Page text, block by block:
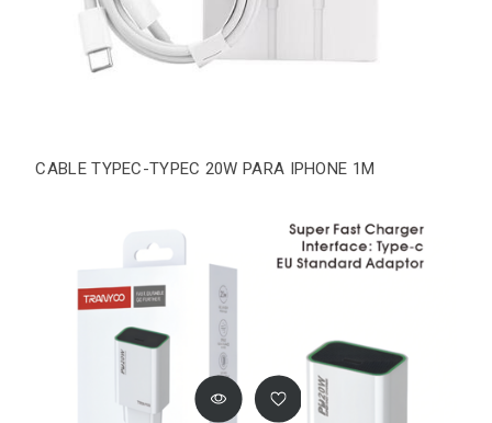
CABLE TYPEC-TYPEC 20W PARA IPHONE 1M